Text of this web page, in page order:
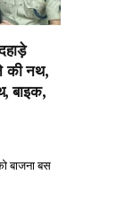
की नथ,
बाइक,
बाजना बस